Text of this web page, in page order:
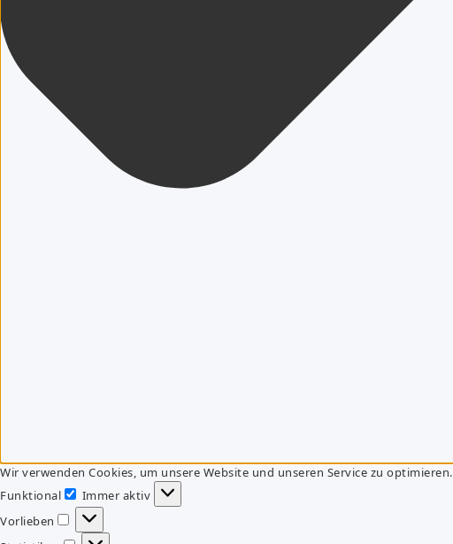
Wir verwenden Cookies, um unsere Website und unseren Service zu optimieren.
Funktional
Funktional
Immer aktiv
Vorlieben
Vorlieben